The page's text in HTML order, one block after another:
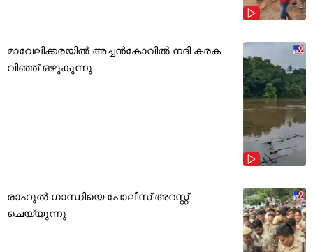
മാവേലിക്കരയിൽ അച്ചൻകോവിൽ നദി കരക
വിഞ്ഞ് ഒഴുകുന്നു
രാഹുൽ ഗാന്ധിയെ പോലീസ് അറസ്റ്റ്
ചെയ്യുന്നു